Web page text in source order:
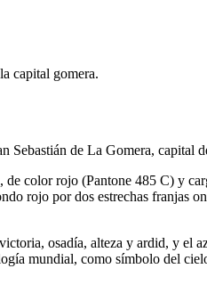
capital gomera.
Sebastián de La Gomera, capital
color rojo (Pantone 485 C) y
rojo por dos estrechas franjas
osadía, alteza y ardid, y el
mundial, como símbolo del